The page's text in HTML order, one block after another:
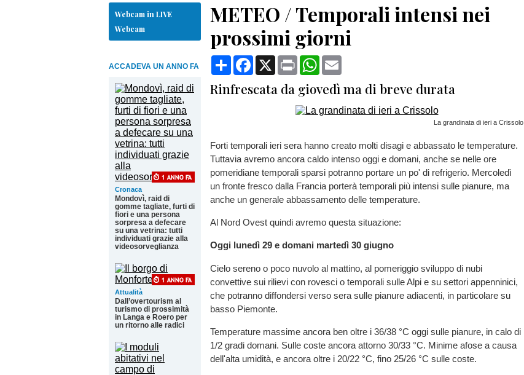
Webcam in LIVE
Webcam
ACCADEVA UN ANNO FA
Cronaca
Mondovì, raid di
gomme tagliate, furti di
fiori e una persona
sorpresa a defecare
su una vetrina: tutti
individuati grazie alla
videosorveglianza
Attualità
Dall’overtourism al
turismo di prossimità
in Langa e Roero per
un ritorno alle radici
METEO / Temporali intensi nei
prossimi giorni
CondividiFacebook
X Print WhatsApp
Rinfrescata da giovedì ma di breve durata
La grandinata di ieri a Crissolo
Forti temporali ieri sera hanno creato molti disagi e abbassato le temperature.
Tuttavia avremo ancora caldo intenso oggi e domani, anche se nelle ore
pomeridiane temporali sparsi potranno portare un po' di refrigerio. Mercoledì
un fronte fresco dalla Francia porterà temporali più intensi sulle pianure, ma
anche un generale abbassamento delle temperature.
Al Nord Ovest quindi avremo questa situazione:
Oggi lunedì 29 e domani martedì 30 giugno
Cielo sereno o poco nuvolo al mattino, al pomeriggio sviluppo di nubi
convettive sui rilievi con rovesci o temporali sulle Alpi e su settori appenninici,
che potranno diffondersi verso sera sulle pianure adiacenti, in particolare su
basso Piemonte.
Temperature massime ancora ben oltre i 36/38 °C oggi sulle pianure, in calo di
1/2 gradi domani. Sulle coste ancora attorno 30/33 °C. Minime afose a causa
dell'alta umidità, e ancora oltre i 20/22 °C, fino 25/26 °C sulle coste.